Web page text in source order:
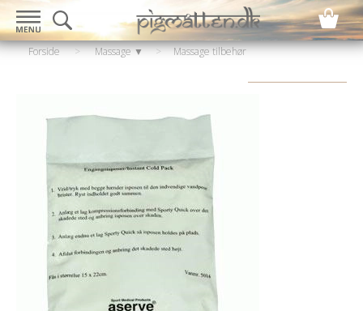
Forside > Massage ▼ >
Massage tilbehør